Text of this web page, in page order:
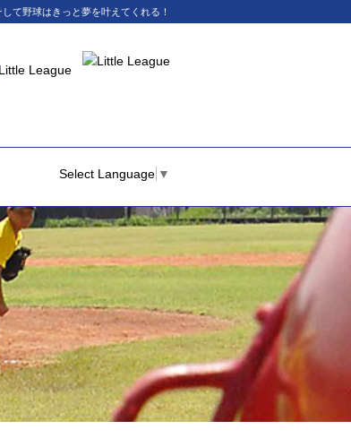
て野球はきっと夢を叶えてくれる！
Select Language ▼